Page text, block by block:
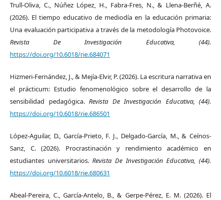
Trull-Oliva, C., Núñez López, H., Fabra-Fres, N., & Llena-Berñé, A.
(2026). El tiempo educativo de mediodía en la educación primaria:
Una evaluación participativa a través de la metodología Photovoice.
Revista De Investigación Educativa, (44).
https://doi.org/10.6018/rie.684071
Hizmeri-Fernández, J., & Mejía-Elvir, P. (2026). La escritura narrativa en
el prácticum: Estudio fenomenológico sobre el desarrollo de la
sensibilidad pedagógica. Revista De Investigación Educativa, (44).
https://doi.org/10.6018/rie.686501
López-Aguilar, D., García-Prieto, F. J., Delgado-García, M., & Ceínos-
Sanz, C. (2026). Procrastinación y rendimiento académico en
estudiantes universitarios.Revista De Investigación Educativa, (44).
https://doi.org/10.6018/rie.680631
Abeal-Pereira, C., García-Antelo, B., & Gerpe-Pérez, E. M. (2026). El